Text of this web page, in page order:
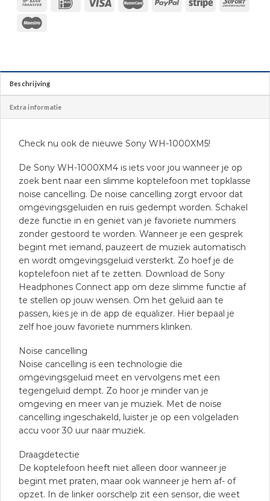
Beschrijving
Extra informatie
Check nu ook de nieuwe Sony WH-1000XM5!
De Sony WH-1000XM4 is iets voor jou wanneer je op
zoek bent naar een slimme koptelefoon met topklasse
noise cancelling. De noise cancelling zorgt ervoor dat
omgevingsgeluiden en ruis gedempt worden. Schakel
deze functie in en geniet van je favoriete nummers
zonder gestoord te worden. Wanneer je een gesprek
begint met iemand, pauzeert de muziek automatisch
en wordt omgevingsgeluid versterkt. Zo hoef je de
koptelefoon niet af te zetten. Download de Sony
Headphones Connect app om deze slimme functie af
te stellen op jouw wensen. Om het geluid aan te
passen, kies je in de app de equalizer. Hier bepaal je
zelf hoe jouw favoriete nummers klinken.
Noise cancelling
Noise cancelling is een technologie die
omgevingsgeluid meet en vervolgens met een
tegengeluid dempt. Zo hoor je minder van je
omgeving en meer van je muziek. Met de noise
cancelling ingeschakeld, luister je op een volgeladen
accu voor 30 uur naar muziek.
Draagdetectie
De koptelefoon heeft niet alleen door wanneer je
begint met praten, maar ook wanneer je hem af- of
opzet. In de linker oorschelp zit een sensor, die weet